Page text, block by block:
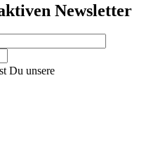
Newsletter
Du unsere